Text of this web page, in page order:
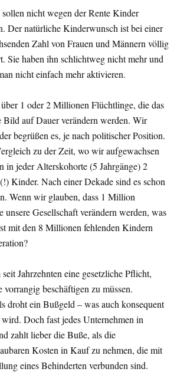
sollen nicht wegen der Rente Kinder
Der natürliche Kinderwunsch ist bei einer
Zahl von Frauen und Männern völlig
Sie haben ihn schlichtweg nicht mehr und
nicht einfach mehr aktivieren.
1 oder 2 Millionen Flüchtlinge, die das
Bild auf Dauer verändern werden. Wir
begrüßen es, je nach politischer Position.
zu der Zeit, wo wir aufgewachsen
in jeder Alterskohorte (5 Jahrgänge) 2
Kinder. Nach einer Dekade sind es schon
Wenn wir glauben, dass 1 Million
unsere Gesellschaft verändern werden, was
mit den 8 Millionen fehlenden Kindern
Jahrzehnten eine gesetzliche Pflicht,
vorrangig beschäftigen zu müssen.
droht ein Bußgeld – was auch konsequent
Doch fast jedes Unternehmen in
zahlt lieber die Buße, als die
Kosten in Kauf zu nehmen, die mit
eines Behinderten verbunden sind.